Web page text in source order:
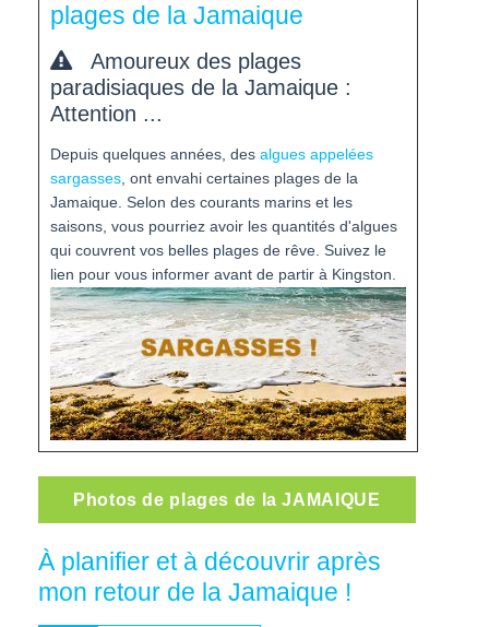
plages de la Jamaique
Amoureux des plages
paradisiaques de la Jamaique :
Attention ...
Depuis quelques années, des algues appelées
sargasses , ont envahi certaines plages de la
Jamaique. Selon des courants marins et les
saisons, vous pourriez avoir les quantités d'algues
qui couvrent vos belles plages de rêve. Suivez le
lien pour vous informer avant de partir à Kingston.
Photos de plages de la JAMAIQUE
À planifier et à découvrir après
mon retour de la Jamaique !